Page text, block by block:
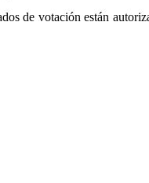
de votación están